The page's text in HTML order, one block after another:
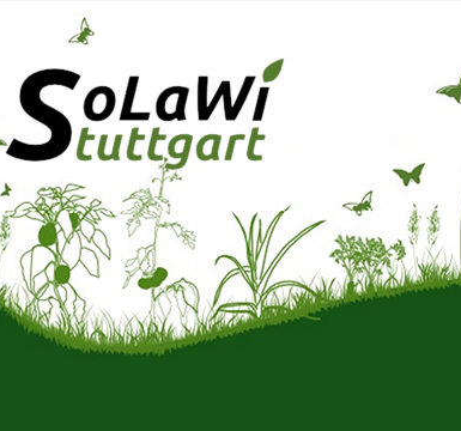
SoLaWiS
solidarische Landwirtschaft Stuttgart